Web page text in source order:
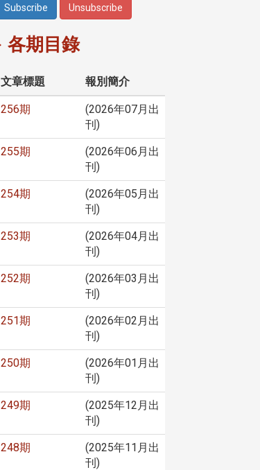
各期目錄
文章標題 報別簡介
256期
(2026年07月出
刊)
255期
(2026年06月出
刊)
254期
(2026年05月出
刊)
253期
(2026年04月出
刊)
252期
(2026年03月出
刊)
251期
(2026年02月出
刊)
250期
(2026年01月出
刊)
249期
(2025年12月出
刊)
248期
(2025年11月出
刊)